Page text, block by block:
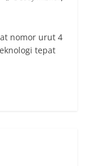
nomor urut 4
tepat